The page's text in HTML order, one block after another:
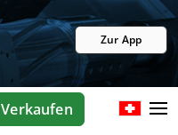
Zur App
Verkaufen